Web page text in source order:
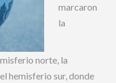
marcaron
la
norte, la
hemisferio sur, donde